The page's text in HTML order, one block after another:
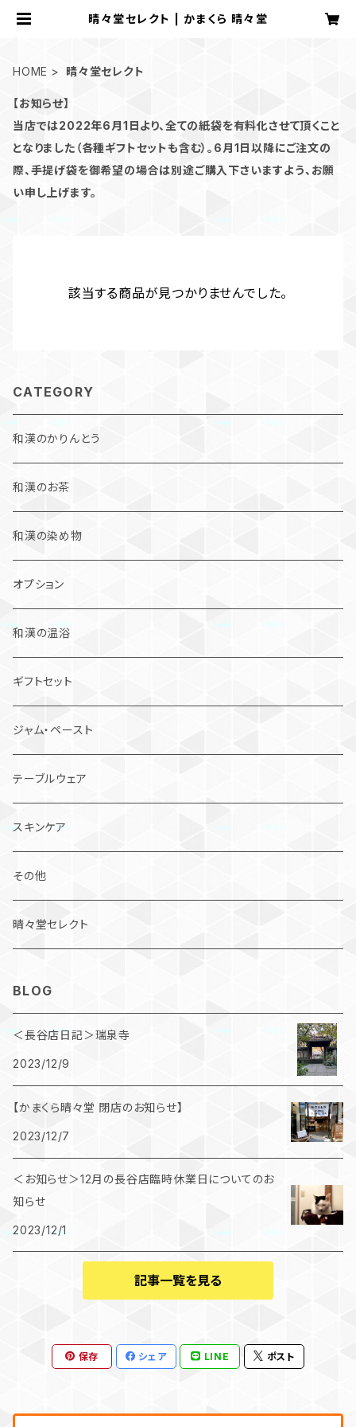
晴々堂セレクト | かまくら 晴々堂
HOME 晴々堂セレクト
【お知らせ】
当店では2022年6月1日より、全ての紙袋を有料化させて頂くこと
となりました（各種ギフトセットも含む）。6月1日以降にご注文の
際、手提げ袋を御希望の場合は別途ご購入下さいますよう、お願
い申し上げます。
該当する商品が見つかりませんでした。
CATEGORY
和漢のかりんとう
和漢のお茶
和漢の染め物
オプション
和漢の温浴
ギフトセット
ジャム・ペースト
テーブルウェア
スキンケア
その他
晴々堂セレクト
BLOG
＜長谷店日記＞瑞泉寺
2023/12/9
【かまくら晴々堂 閉店のお知らせ】
2023/12/7
＜お知らせ＞12月の長谷店臨時休業日についてのお
知らせ
2023/12/1
記事一覧を見る
保存 シェア LINE ポスト